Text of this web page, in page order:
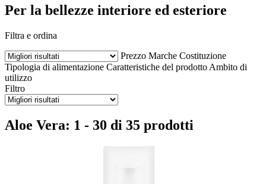
Per la bellezze interiore ed esteriore
Filtra e ordina
Prezzo Marche Costituzione
Tipologia di alimentazione Caratteristiche del prodotto Ambito di
utilizzo
Filtro
Aloe Vera: 1 - 30 di 35 prodotti